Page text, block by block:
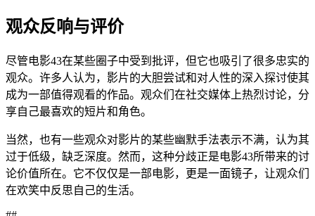
观众反响与评价
尽管电影43在某些圈子中受到批评，但它也吸引了很多忠实的
观众。许多人认为，影片的大胆尝试和对人性的深入探讨使其
成为一部值得观看的作品。观众们在社交媒体上热烈讨论，分
享自己最喜欢的短片和角色。
当然，也有一些观众对影片的某些幽默手法表示不满，认为其
过于低级，缺乏深度。然而，这种分歧正是电影43所带来的讨
论价值所在。它不仅仅是一部电影，更是一面镜子，让观众们
在欢笑中反思自己的生活。